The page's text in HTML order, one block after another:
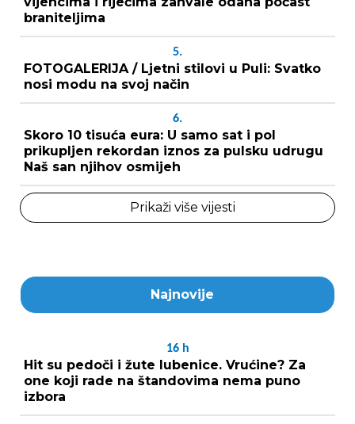
braniteljima
5.
FOTOGALERIJA / Ljetni stilovi u Puli: Svatko
nosi modu na svoj način
6.
Skoro 10 tisuća eura: U samo sat i pol
prikupljen rekordan iznos za pulsku udrugu
Naš san njihov osmijeh
Prikaži više vijesti
Najnovije
16 h
Hit su pedoči i žute lubenice. Vrućine? Za
one koji rade na štandovima nema puno
izbora